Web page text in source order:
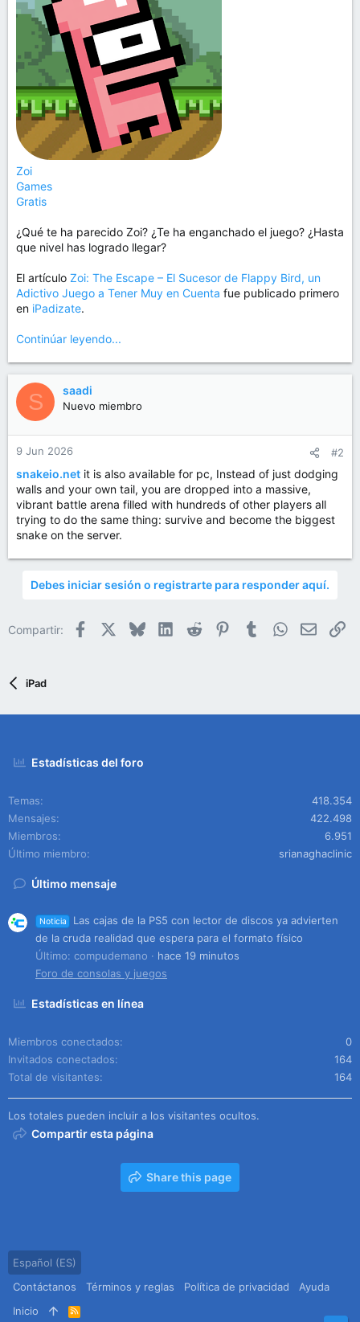
Zoi
Games
Gratis
¿Qué te ha parecido Zoi? ¿Te ha enganchado el juego? ¿Hasta
que nivel has logrado llegar?
El artículo Zoi: The Escape – El Sucesor de Flappy Bird, un
Adictivo Juego a Tener Muy en Cuenta fue publicado primero
en iPadizate.
Continúar leyendo...
S saadi
Nuevo miembro
9 Jun 2026 #2
snakeio.net it is also available for pc, Instead of just dodging
walls and your own tail, you are dropped into a massive,
vibrant battle arena filled with hundreds of other players all
trying to do the same thing: survive and become the biggest
snake on the server.
Debes iniciar sesión o registrarte para responder aquí.
Compartir: Facebook BlueskyLinkedIn
Reddit PinterestTumblrWhatsApp
Email
iPad
Estadísticas del foro
Temas
418.354
Mensajes
422.498
Miembros
6.951
Último miembro
srianaghaclinic
Último mensaje
Noticia
Las cajas de la PS5 con lector de discos ya advierten
de la cruda realidad que espera para el formato físico
Último: compudemano
hace 19 minutos
Foro de consolas y juegos
Estadísticas en línea
Miembros conectados
0
Invitados conectados
164
Total de visitantes
164
Los totales pueden incluir a los visitantes ocultos.
Compartir esta página
Share this page
Español (ES)
Contáctanos
Términos y reglas Política de privacidad
Ayuda
Inicio
R